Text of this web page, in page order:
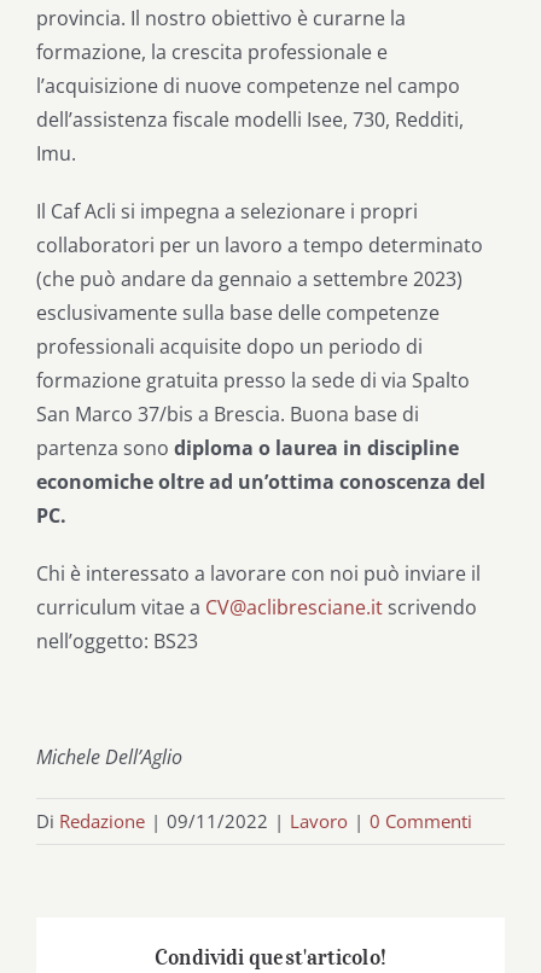
provincia. Il nostro obiettivo è curarne la
formazione, la crescita professionale e
l’acquisizione di nuove competenze nel campo
dell’assistenza fiscale modelli Isee, 730, Redditi,
Imu.
Il Caf Acli si impegna a selezionare i propri
collaboratori per un lavoro a tempo determinato
(che può andare da gennaio a settembre 2023)
esclusivamente sulla base delle competenze
professionali acquisite dopo un periodo di
formazione gratuita presso la sede di via Spalto
San Marco 37/bis a Brescia. Buona base di
partenza sono diploma o laurea in discipline
economiche oltre ad un’ottima conoscenza del
PC.
Chi è interessato a lavorare con noi può inviare il
curriculum vitae a CV@aclibresciane.it scrivendo
nell’oggetto: BS23
Michele Dell’Aglio
Di Redazione | 09/11/2022 | Lavoro | 0 Commenti
Condividi quest'articolo!